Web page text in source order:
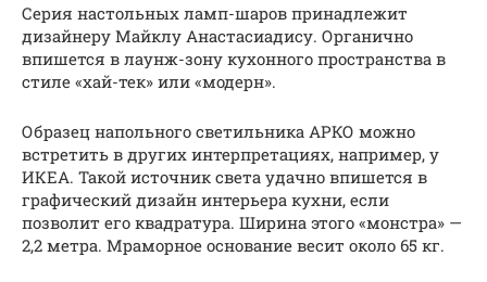
Серия настольных ламп-шаров принадлежит
дизайнеру Майклу Анастасиадису. Органично
впишется в лаунж-зону кухонного пространства в
стиле «хай-тек» или «модерн».
Образец напольного светильника АРКО можно
встретить в других интерпретациях, например, у
ИКЕА. Такой источник света удачно впишется в
графический дизайн интерьера кухни, если
позволит его квадратура. Ширина этого «монстра» —
2,2 метра. Мраморное основание весит около 65 кг.